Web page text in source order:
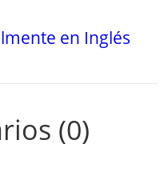
en Inglés
(0)